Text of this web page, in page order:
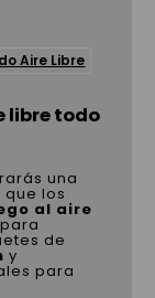
Aire Libre
libre todo
una
los
al aire
para
de
y
para